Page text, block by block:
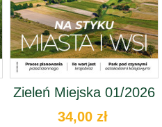
Zieleń Miejska 01/2026
34,00 zł